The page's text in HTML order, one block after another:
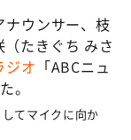
ウンサー、枝
たきぐち みさ
ジオ 「ABCニュ
。
てマイクに向か